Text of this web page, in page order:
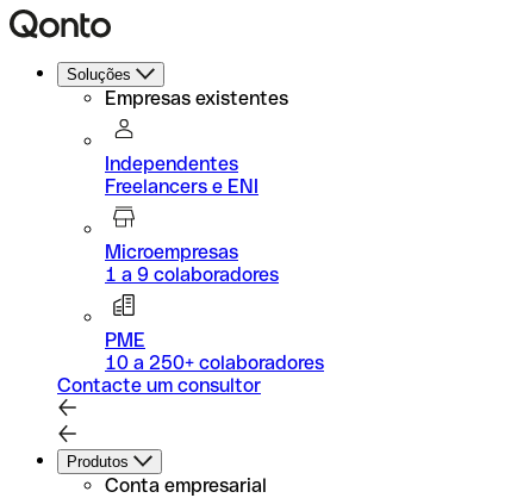
Soluções
Empresas existentes
Independentes
Freelancers e ENI
Microempresas
1 a 9 colaboradores
PME
10 a 250+ colaboradores
Contacte um consultor
Produtos
Conta empresarial